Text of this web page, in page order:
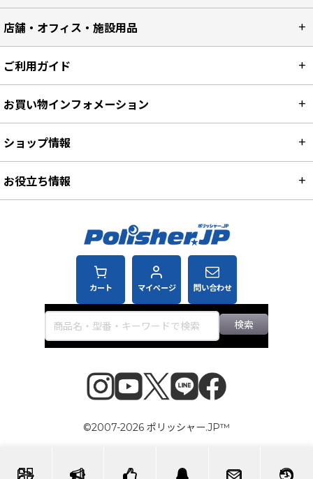
店舗・オフィス・施設用品
カート マイページ 問い合わせ
検索
ご利用ガイド
お買い物インフォメーション
ショップ情報
お役立ち情報
©2007-2026 ポリッシャー.JP™